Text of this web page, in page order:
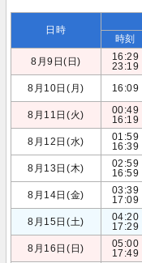
日時
時刻
8月9日(日)
16:29
23:19
8月10日(月) 16:09
8月11日(火)
00:49
16:19
8月12日(水)
01:59
16:39
8月13日(木)
02:59
16:59
8月14日(金)
03:39
17:09
8月15日(土)
04:20
17:29
8月16日(日)
05:00
17:49